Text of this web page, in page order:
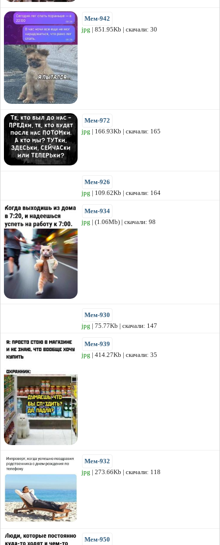
Мем-942
jpg | 851.95Kb | скачали: 30
Мем-972
jpg | 166.93Kb | скачали: 165
Мем-926
jpg | 109.62Kb | скачали: 164
Мем-934
jpg | (1.06Mb) | скачали: 98
Мем-930
jpg | 75.77Kb | скачали: 147
Мем-939
jpg | 414.27Kb | скачали: 35
Мем-932
jpg | 273.66Kb | скачали: 118
Мем-950